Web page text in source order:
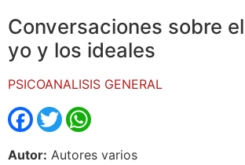
Conversaciones sobre
yo y los ideales
PSICOANALISIS GENERAL
Facebook
Twitter
Autor: Autores varios